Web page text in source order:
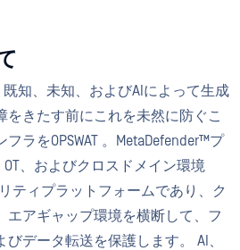
既知、未知、およびAIによって生成
をきたす前にこれを未然に防ぐこ
ラをOPSWAT 。MetaDefender™プ
、およびクロスドメイン環境
ティプラットフォームであり、ク
エアギャップ環境を横断して、フ
データ転送を保護します。 AI、